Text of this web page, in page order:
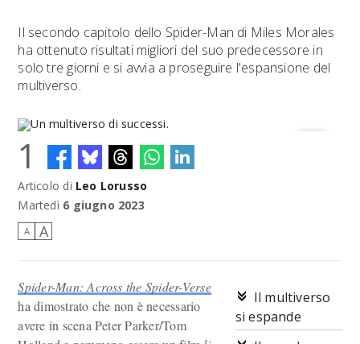
Il secondo capitolo dello Spider-Man di Miles Morales
ha ottenuto risultati migliori del suo predecessore in
solo tre giorni e si avvia a proseguire l'espansione del
multiverso.
Un multiverso di successi.
1
Articolo di Leo Lorusso
Martedì 6 giugno 2023
A A
Il multiverso
si espande
Spider-Man: Across the Spider-Verse
ha dimostrato che non è necessario
avere in scena Peter Parker/Tom